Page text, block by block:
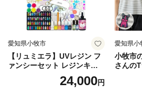
〈プライバシーポリシー（個人情報
て〉
て管理し、関係法令で定められた場
譲渡したり、提供したりすることは
務連絡、いただいたふるさと納税の
愛知県小牧市
【リュミエラ】UVレジン フ
ァンシーセット レジンキッ
ト ハンドメイド レジンクラ
フト アクセサリーキット 手
24,000円
愛知県小
小牧市
さんの